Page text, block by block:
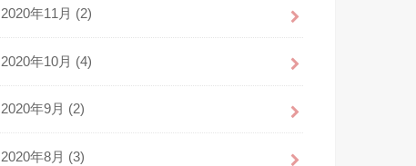
2020年11月 (2)
2020年10月 (4)
2020年9月 (2)
2020年8月 (3)